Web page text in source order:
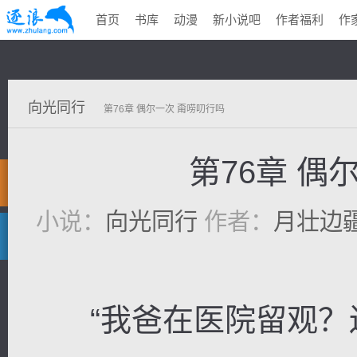
首页 书库 动漫 新小说吧 作者福利 作
向光同行 第76章 偶尔一次 甭唠叨行吗
第76章 偶
小说： 向光同行 作者： 月壮边
“我爸在医院留观？